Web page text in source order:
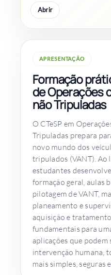
Abrir
APRESENTAÇÃO
Formação
de Operações
não Tripuladas
O CTeSP em
Tripuladas prepara
novo mundo dos
tripulados (VANT). Ao
estudantes
formação geral, aulas
pilotagem de VANT,
planeamento e
aquisição e
fundamentais para
aplicações que
intervenção humana,
mais simples, seguras